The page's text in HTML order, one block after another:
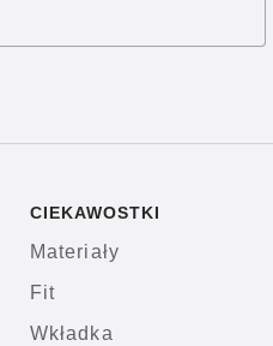
CIEKAWOSTKI
Materiały
Fit
Wkładka